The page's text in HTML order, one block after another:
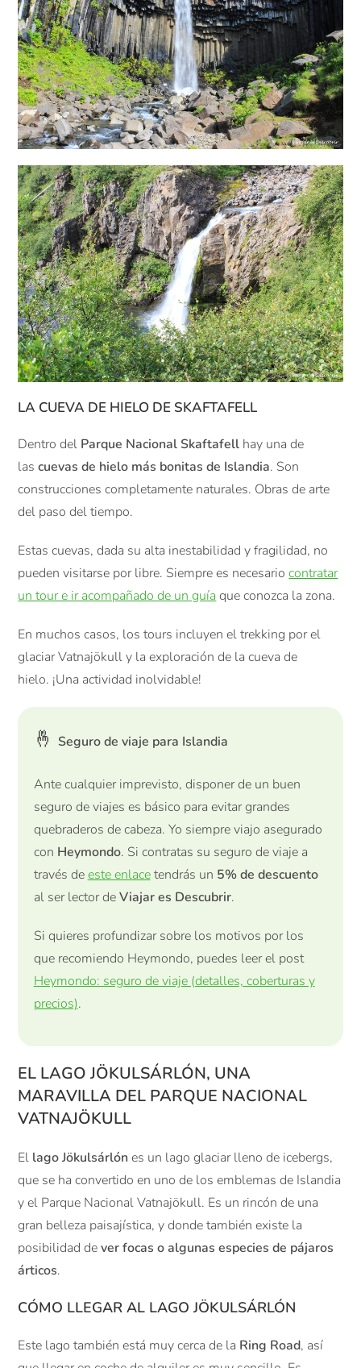
LA CUEVA DE HIELO DE SKAFTAFELL
Dentro del Parque Nacional Skaftafell hay una de
lascuevas de hielo más bonitas de Islandia. Son
construcciones completamente naturales. Obras de arte
del paso del tiempo.
Estas cuevas, dada su alta inestabilidad y fragilidad, no
pueden visitarse por libre. Siempre es necesariocontratar
un tour e ir acompañado de un guía que conozca la zona.
En muchos casos, los tours incluyen el trekking por el
glaciar Vatnajökull y la exploración de la cueva de
hielo. ¡Una actividad inolvidable!
🤞 Seguro de viaje para Islandia
Ante cualquier imprevisto, disponer de un buen
seguro de viajes es básico para evitar grandes
quebraderos de cabeza. Yo siempre viajo asegurado
con Heymondo. Si contratas su seguro de viaje a
través deeste enlacetendrás un 5% de descuento
al ser lector deViajar es Descubrir.
Si quieres profundizar sobre los motivos por los
que recomiendo Heymondo, puedes leer el post
Heymondo: seguro de viaje (detalles, coberturas y
precios).
EL LAGO JÖKULSÁRLÓN, UNA
MARAVILLA DEL PARQUE NACIONAL
VATNAJÖKULL
El lago Jökulsárlón es un lago glaciar lleno de icebergs,
que se ha convertido en uno de los emblemas de Islandia
y el Parque Nacional Vatnajökull. Es un rincón de una
gran belleza paisajística, y donde también existe la
posibilidad dever focas o algunas especies de pájaros
árticos.
CÓMO LLEGAR AL LAGO JÖKULSÁRLÓN
Este lago también está muy cerca de la Ring Road, así